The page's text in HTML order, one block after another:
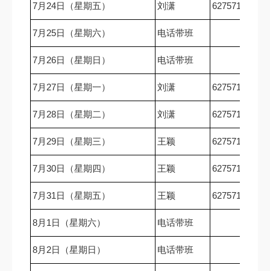
7月24日（星期五） 刘潇 62757167
7月25日（星期六） 电话带班
7月26日（星期日） 电话带班
7月27日（星期一） 刘潇 62757167
7月28日（星期二） 刘潇 62757167
7月29日（星期三） 王颖 62757167
7月30日（星期四） 王颖 62757167
7月31日（星期五） 王颖 62757167
8月1日（星期六） 电话带班
8月2日（星期日） 电话带班